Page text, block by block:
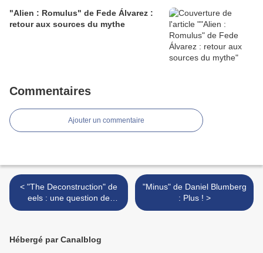
"Alien : Romulus" de Fede Álvarez :
retour aux sources du mythe
Commentaires
Ajouter un commentaire
< "The Deconstruction" de
eels : une question de
santé mentale...
"Minus" de Daniel Blumberg
: Plus ! >
Hébergé par Canalblog